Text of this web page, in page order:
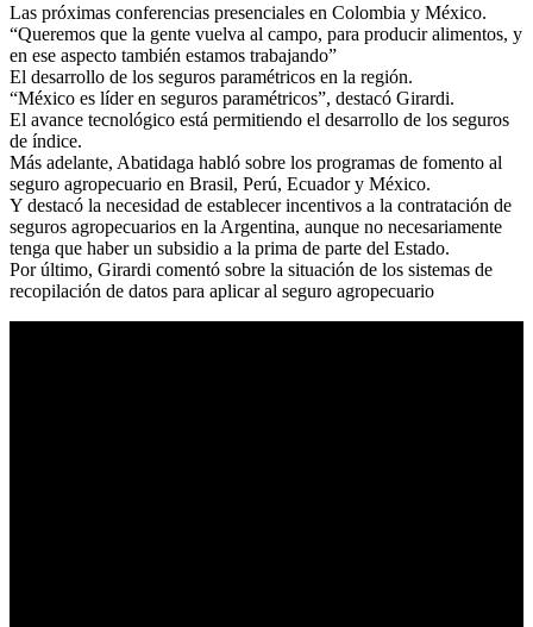
Las próximas conferencias presenciales en Colombia y México.
“Queremos que la gente vuelva al campo, para producir alimentos, y
en ese aspecto también estamos trabajando”
El desarrollo de los seguros paramétricos en la región.
“México es líder en seguros paramétricos”, destacó Girardi.
El avance tecnológico está permitiendo el desarrollo de los seguros
de índice.
Más adelante, Abatidaga habló sobre los programas de fomento al
seguro agropecuario en Brasil, Perú, Ecuador y México.
Y destacó la necesidad de establecer incentivos a la contratación de
seguros agropecuarios en la Argentina, aunque no necesariamente
tenga que haber un subsidio a la prima de parte del Estado.
Por último, Girardi comentó sobre la situación de los sistemas de
recopilación de datos para aplicar al seguro agropecuario